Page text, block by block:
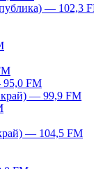
— 102,3
95,0 FM
— 99,9 FM
— 104,5 FM